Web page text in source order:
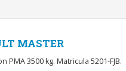
MASTER
3500 kg. Matricula 5201-FJB.